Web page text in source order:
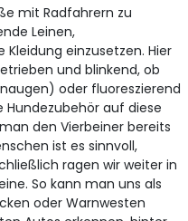
mit Radfahrern zu
Leinen,
einzusetzen. Hier
und blinkend, ob
oder fluoreszierend
Hundezubehör auf diese
den Vierbeiner bereits
ist es sinnvoll,
ragen wir weiter in
So kann man uns als
oder Warnwesten